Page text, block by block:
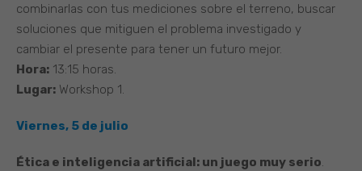
combinarlas con tus mediciones sobre el terreno, buscar
soluciones que mitiguen el problema investigado y
cambiar el presente para tener un futuro mejor.
Hora: 13:15 horas.
Lugar: Workshop 1.
Viernes, 5 de julio
Ética e inteligencia artificial: un juego muy serio.